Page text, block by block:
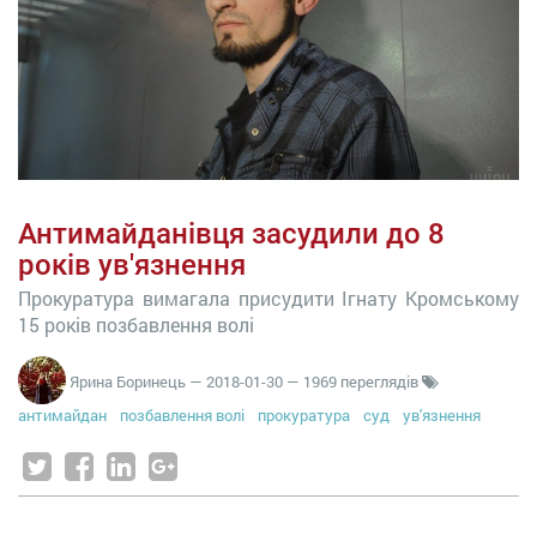
Антимайданівця засудили до 8
років ув'язнення
Прокуратура вимагала присудити Ігнату Кромському
15 років позбавлення волі
Ярина Боринець — 2018-01-30 — 1969 переглядів
антимайдан
позбавлення волі прокуратура суд ув'язнення